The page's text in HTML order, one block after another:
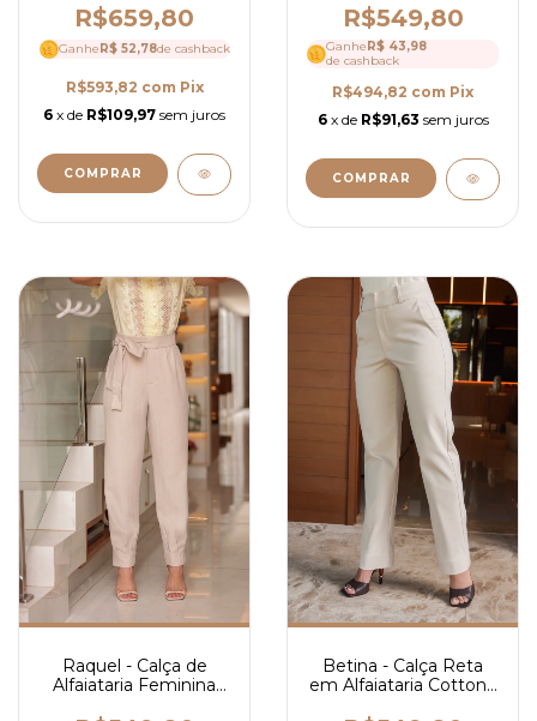
Alta e Laço na Barra -
Ref 4291
R$659,80
GanheR$ 52,78de cashback
R$593,82 com Pix
6 x de R$109,97 sem juros
COMPRAR
Caimento Estruturado
- Ref4254
R$549,80
GanheR$ 43,98
de cashback
R$494,82 com Pix
6 x de R$91,63 sem juros
COMPRAR
Raquel - Calça de
Alfaiataria Feminina
Betina - Calça Reta
em Alfaiataria Cotton -